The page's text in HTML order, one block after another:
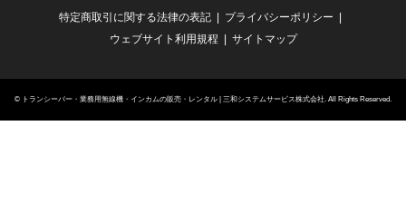
特定商取引に関する法律の表記
プライバシーポリシー
ウェブサイト利用規程
サイトマップ
© トランシーバー・業務用無線機・インカムの販売・レンタル | 三和システムサービス株式会社 . All Rights Reserved.